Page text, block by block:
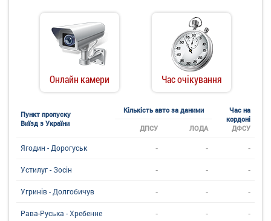
Онлайн камери Час очікування
Пункт пропуску
Виїзд з України
Кількість авто за даними
Час на
кордоні
ДФСУ
ДПСУ ЛОДА
Ягодин - Дорогуськ - - -
Устилуг - Зосін - - -
Угринiв - Долгобичув - - -
Рава-Руська - Хребенне - - -